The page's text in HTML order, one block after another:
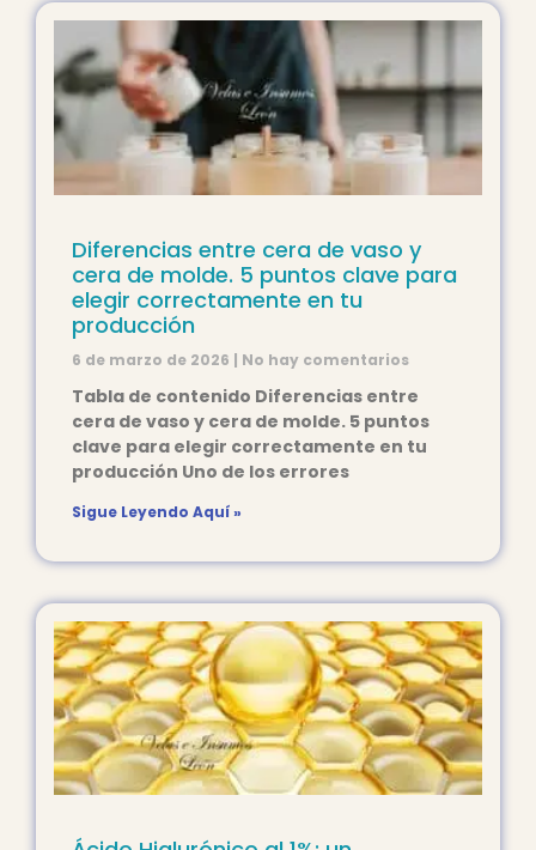
Diferencias entre cera de vaso y
cera de molde. 5 puntos clave para
elegir correctamente en tu
producción
6 de marzo de 2026 No hay comentarios
Tabla de contenido Diferencias entre
cera de vaso y cera de molde. 5 puntos
clave para elegir correctamente en tu
producción Uno de los errores
Sigue Leyendo Aquí »